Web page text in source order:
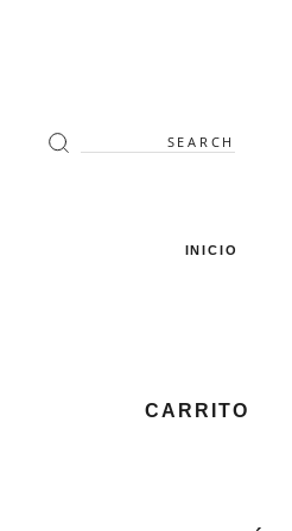
Search
for:
INICIO
CARRITO